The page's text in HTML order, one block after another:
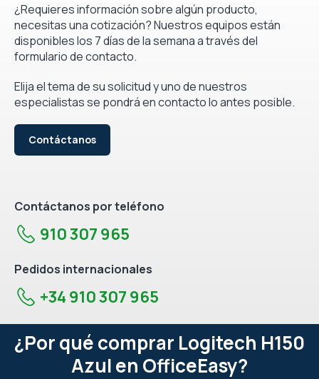
¿Requieres información sobre algún producto,
necesitas una cotización? Nuestros equipos están
disponibles los 7 días de la semana a través del
formulario de contacto.
Elija el tema de su solicitud y uno de nuestros
especialistas se pondrá en contacto lo antes posible.
Contáctanos
Contáctanos por teléfono
910 307 965
Pedidos internacionales
+34 910 307 965
¿Por qué comprar Logitech H150
Azul en OfficeEasy?